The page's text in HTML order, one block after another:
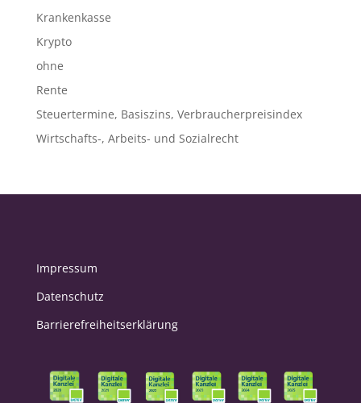
Krankenkasse
Krypto
ohne
Rente
Steuertermine, Basiszins, Verbraucherpreisindex
Wirtschafts-, Arbeits- und Sozialrecht
Impressum
Datenschutz
Barrierefreiheitserklärung